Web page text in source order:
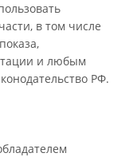
в том числе
и любым
РФ.